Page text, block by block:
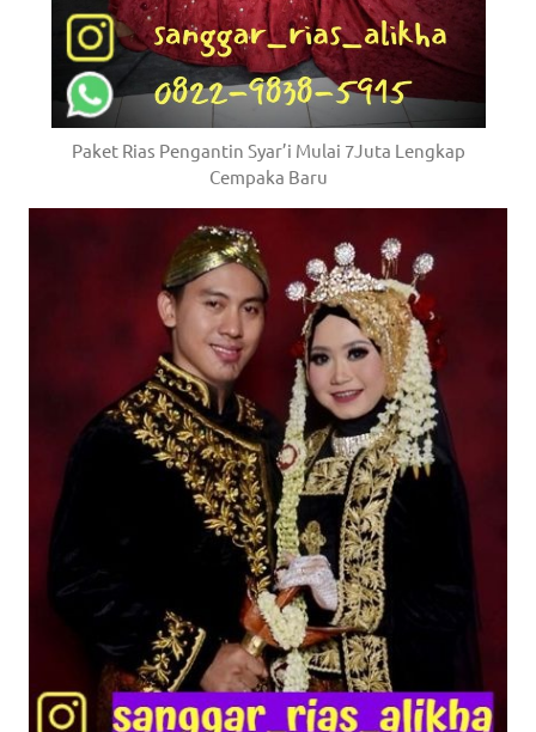
Paket Rias Pengantin Syar’i Mulai 7Juta Lengkap
Cempaka Baru